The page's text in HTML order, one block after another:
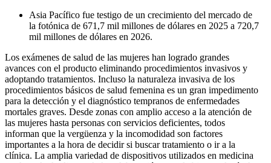
Asia Pacífico fue testigo de un crecimiento del mercado de
la fotónica de 671,7 mil millones de dólares en 2025 a 720,7
mil millones de dólares en 2026.
Los exámenes de salud de las mujeres han logrado grandes
avances con el producto eliminando procedimientos invasivos y
adoptando tratamientos. Incluso la naturaleza invasiva de los
procedimientos básicos de salud femenina es un gran impedimento
para la detección y el diagnóstico tempranos de enfermedades
mortales graves. Desde zonas con amplio acceso a la atención de
las mujeres hasta personas con servicios deficientes, todos
informan que la vergüenza y la incomodidad son factores
importantes a la hora de decidir si buscar tratamiento o ir a la
clínica. La amplia variedad de dispositivos utilizados en medicina